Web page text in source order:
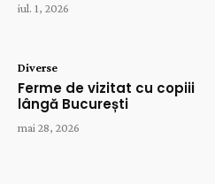
iul. 1, 2026
Diverse
Ferme de vizitat cu copiii
lângă București
mai 28, 2026